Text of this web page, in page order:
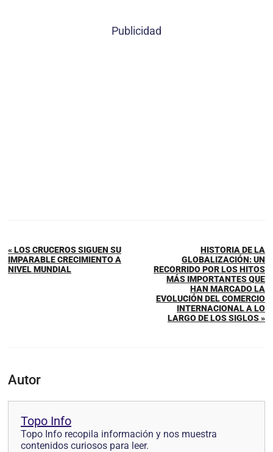
Publicidad
« LOS CRUCEROS SIGUEN SU
IMPARABLE CRECIMIENTO A
NIVEL MUNDIAL
HISTORIA DE LA
GLOBALIZACIÓN: UN
RECORRIDO POR LOS HITOS
MÁS IMPORTANTES QUE
HAN MARCADO LA
EVOLUCIÓN DEL COMERCIO
INTERNACIONAL A LO
LARGO DE LOS SIGLOS »
Autor
Topo Info
Topo Info recopila información y nos muestra
contenidos curiosos para leer.